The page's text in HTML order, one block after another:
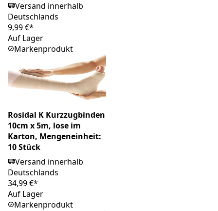
Versand innerhalb
Deutschlands
9,99 €*
Auf Lager
Markenprodukt
Rosidal K Kurzzugbinden
10cm x 5m, lose im
Karton, Mengeneinheit:
10 Stück
Versand innerhalb
Deutschlands
34,99 €*
Auf Lager
Markenprodukt